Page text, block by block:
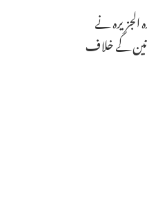
نے
کے خلاف